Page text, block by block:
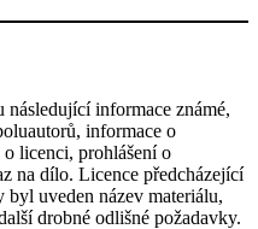
informace známé,
informace o
licenci, prohlášení o
na dílo. Licence předcházející
uveden název materiálu,
drobné odlišné požadavky.